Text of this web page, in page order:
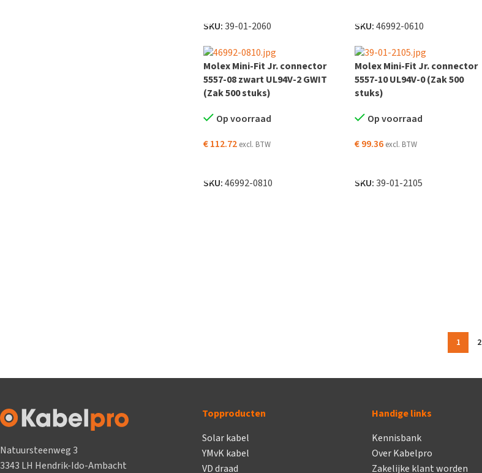
SKU:39-01-2060 SKU:46992-0610
Molex Mini-Fit Jr. connector
5557-08 zwart UL94V-2 GWIT
(Zak 500 stuks)
Op voorraad
€112.72 excl. BTW
SKU:46992-0810
Molex Mini-Fit Jr. connector
5557-10 UL94V-0 (Zak 500
stuks)
Op voorraad
€99.36 excl. BTW
SKU:39-01-2105
1 2
Natuursteenweg 3
3343 LH Hendrik-Ido-Ambacht
Topproducten
Solar kabel
YMvK kabel
VD draad
Handige links
Kennisbank
Over Kabelpro
Zakelijke klant worden